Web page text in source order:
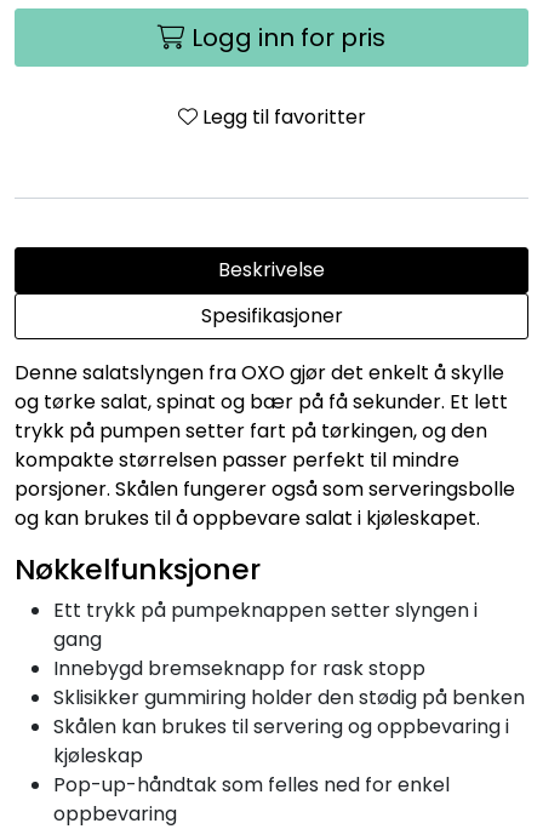
Logg inn for pris
Legg til favoritter
Beskrivelse
Spesifikasjoner
Denne salatslyngen fra OXO gjør det enkelt å skylle
og tørke salat, spinat og bær på få sekunder. Et lett
trykk på pumpen setter fart på tørkingen, og den
kompakte størrelsen passer perfekt til mindre
porsjoner. Skålen fungerer også som serveringsbolle
og kan brukes til å oppbevare salat i kjøleskapet.
Nøkkelfunksjoner
Ett trykk på pumpeknappen setter slyngen i
gang
Innebygd bremseknapp for rask stopp
Sklisikker gummiring holder den stødig på benken
Skålen kan brukes til servering og oppbevaring i
kjøleskap
Pop-up-håndtak som felles ned for enkel
oppbevaring